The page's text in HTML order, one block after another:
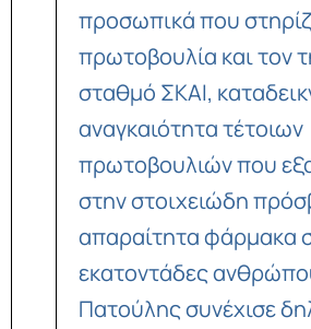
προσωπικά που
πρωτοβουλία και τον
σταθμό ΣΚΑΙ,
αναγκαιότητα τέτοιων
πρωτοβουλιών που
στην στοιχειώδη
απαραίτητα φάρμακα
εκατοντάδες
Πατούλης συνέχισε